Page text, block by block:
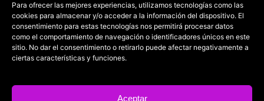
Para ofrecer las mejores experiencias, utilizamos tecnologías como las
cookies para almacenar y/o acceder a la información del dispositivo. El
consentimiento para estas tecnologías nos permitirá procesar datos
como el comportamiento de navegación o identificadores únicos en este
sitio. No dar el consentimiento o retirarlo puede afectar negativamente a
ciertas características y funciones.
Aceptar
HORARIA NUEVO
MODELO
NAVEGACIÓN
DE
Entrada
Genshin Impact –
Trails in the Sky 1st